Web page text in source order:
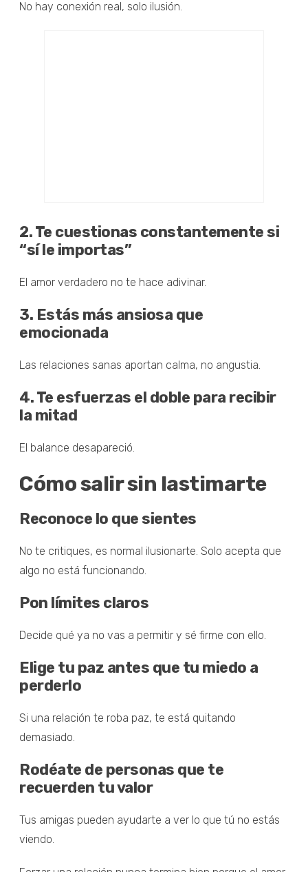
No hay conexión real, solo ilusión.
2. Te cuestionas constantemente si
“sí le importas”
El amor verdadero no te hace adivinar.
3. Estás más ansiosa que
emocionada
Las relaciones sanas aportan calma, no angustia.
4. Te esfuerzas el doble para recibir
la mitad
El balance desapareció.
Cómo salir sin lastimarte
Reconoce lo que sientes
No te critiques, es normal ilusionarte. Solo acepta que
algo no está funcionando.
Pon límites claros
Decide qué ya no vas a permitir y sé firme con ello.
Elige tu paz antes que tu miedo a
perderlo
Si una relación te roba paz, te está quitando
demasiado.
Rodéate de personas que te
recuerden tu valor
Tus amigas pueden ayudarte a ver lo que tú no estás
viendo.